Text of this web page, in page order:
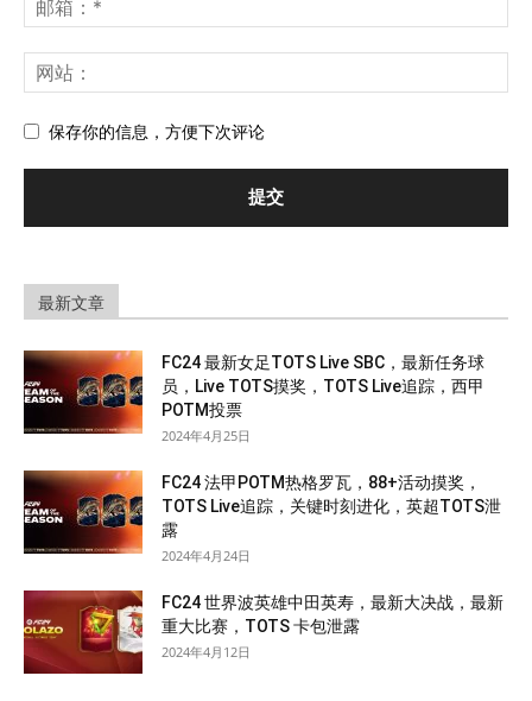
保存你的信息，方便下次评论
最新文章
FC24 最新女足TOTS Live SBC，最新任务球
员，Live TOTS摸奖，TOTS Live追踪，西甲
POTM投票
2024年4月25日
FC24 法甲POTM热格罗瓦，88+活动摸奖，
TOTS Live追踪，关键时刻进化，英超TOTS泄
露
2024年4月24日
FC24 世界波英雄中田英寿，最新大决战，最新
重大比赛，TOTS 卡包泄露
2024年4月12日